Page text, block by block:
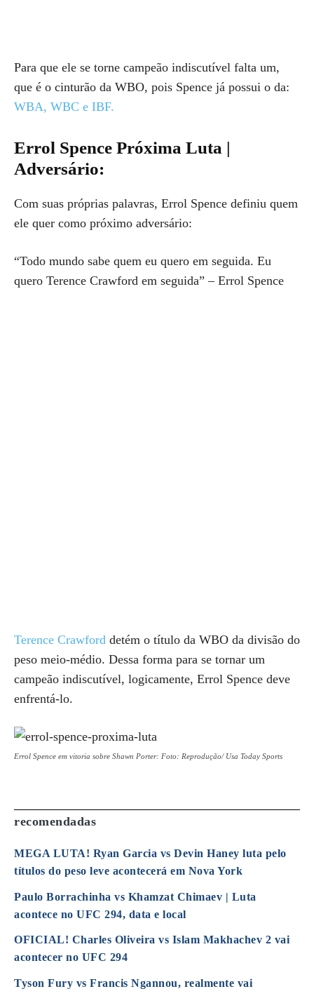
Para que ele se torne campeão indiscutível falta um,
que é o cinturão da WBO, pois Spence já possui o da:
WBA, WBC e IBF.
Errol Spence Próxima Luta |
Adversário:
Com suas próprias palavras, Errol Spence definiu quem
ele quer como próximo adversário:
“Todo mundo sabe quem eu quero em seguida. Eu
quero Terence Crawford em seguida” – Errol Spence
Terence Crawford detém o título da WBO da divisão do
peso meio-médio. Dessa forma para se tornar um
campeão indiscutível, logicamente, Errol Spence deve
enfrentá-lo.
Errol Spence em vitoria sobre Shawn Porter: Foto: Reprodução/ Usa Today Sports
recomendadas
MEGA LUTA! Ryan Garcia vs Devin Haney luta pelo
títulos do peso leve acontecerá em Nova York
Paulo Borrachinha vs Khamzat Chimaev | Luta
acontece no UFC 294, data e local
OFICIAL! Charles Oliveira vs Islam Makhachev 2 vai
acontecer no UFC 294
Tyson Fury vs Francis Ngannou, realmente vai